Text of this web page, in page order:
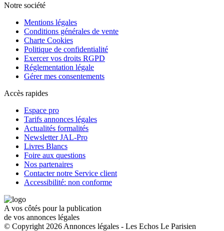
Notre société
Mentions légales
Conditions générales de vente
Charte Cookies
Politique de confidentialité
Exercer vos droits RGPD
Réglementation légale
Gérer mes consentements
Accès rapides
Espace pro
Tarifs annonces légales
Actualités formalités
Newsletter JAL-Pro
Livres Blancs
Foire aux questions
Nos partenaires
Contacter notre Service client
Accessibilité: non conforme
A vos côtés pour la publication
de vos annonces légales
© Copyright 2026 Annonces légales - Les Echos Le Parisien